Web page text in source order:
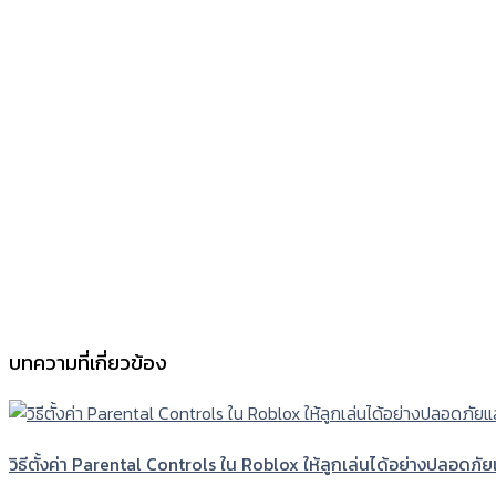
บทความที่เกี่ยวข้อง
วิธีตั้งค่า Parental Controls ใน Roblox ให้ลูกเล่นได้อย่างปลอดภัย